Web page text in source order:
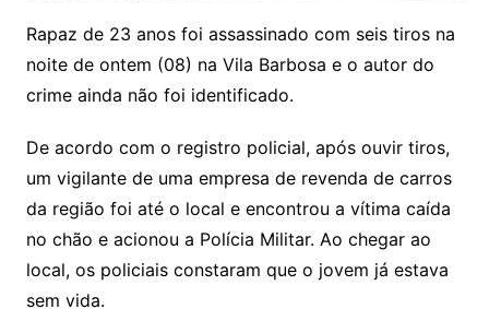
Rapaz de 23 anos foi assassinado com seis tiros na
noite de ontem (08) na Vila Barbosa e o autor do
crime ainda não foi identificado.
De acordo com o registro policial, após ouvir tiros,
um vigilante de uma empresa de revenda de carros
da região foi até o local e encontrou a vítima caída
no chão e acionou a Polícia Militar. Ao chegar ao
local, os policiais constaram que o jovem já estava
sem vida.